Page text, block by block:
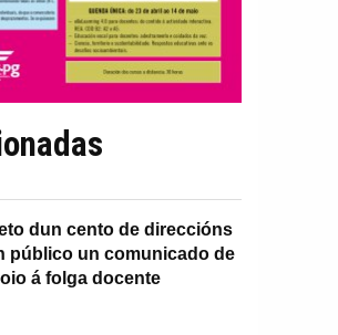
dun cento de direccións
público un comunicado de
á folga docente